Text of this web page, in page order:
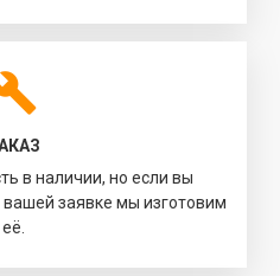
в наличии, но если вы
заявке мы изготовим
её.